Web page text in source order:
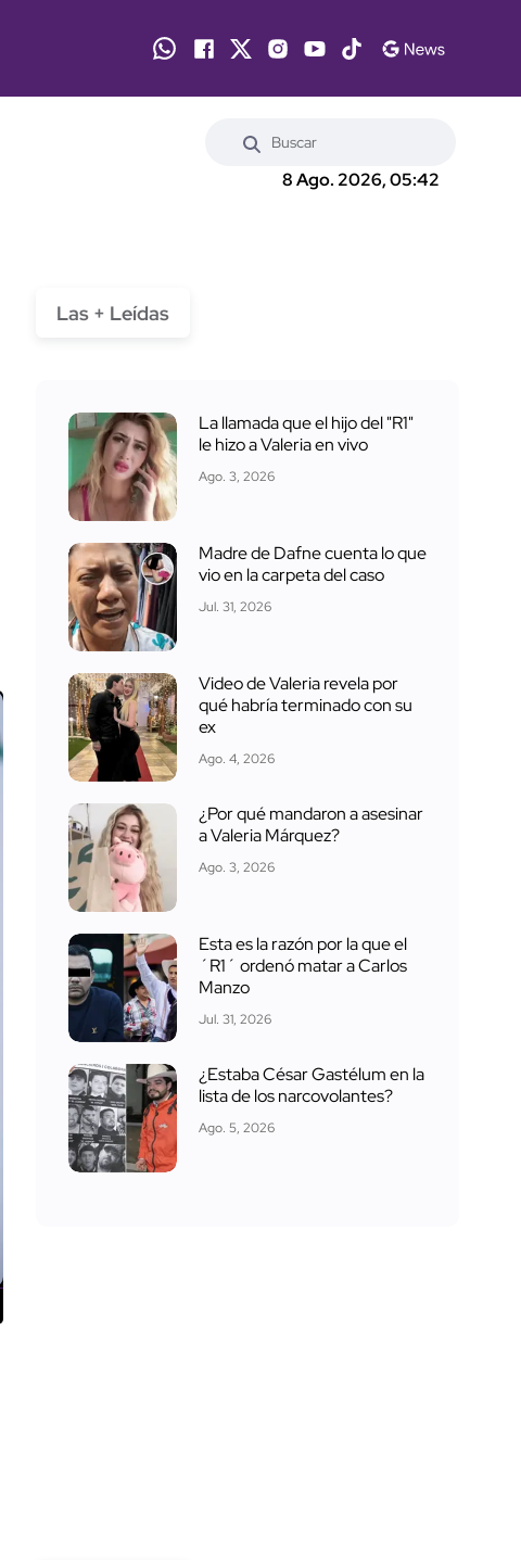
8 Ago. 2026, 05:42
Las + Leídas
La llamada que el hijo del "R1"
le hizo a Valeria en vivo
Ago. 3, 2026
Madre de Dafne cuenta lo que
vio en la carpeta del caso
Jul. 31, 2026
Video de Valeria revela por
qué habría terminado con su
ex
Ago. 4, 2026
¿Por qué mandaron a asesinar
a Valeria Márquez?
Ago. 3, 2026
Esta es la razón por la que el
´R1´ ordenó matar a Carlos
Manzo
Jul. 31, 2026
¿Estaba César Gastélum en la
lista de los narcovolantes?
Ago. 5, 2026